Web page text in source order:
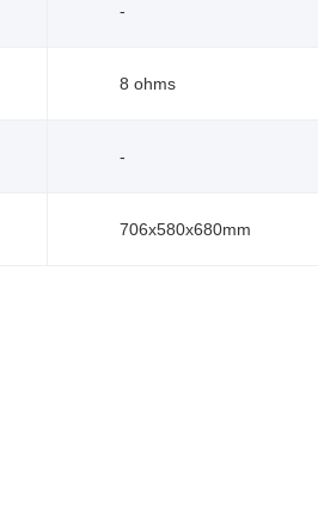
-
8 ohms
-
706x580x680mm